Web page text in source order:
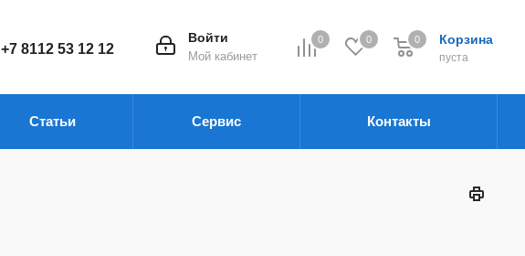
0 0 Корзина
пуста
0
Войти
Мой кабинет
+7 8112 53 12 12
Статьи Сервис Контакты